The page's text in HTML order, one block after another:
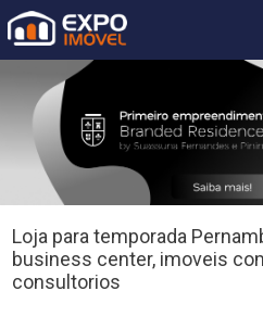
Loja para temporada
business center, imoveis
consultorios